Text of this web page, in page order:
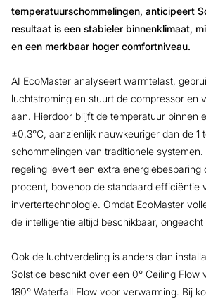
temperatuurschommelingen, anticipeert
resultaat is een stabieler binnenklimaat,
en een merkbaar hoger comfortniveau.
AI EcoMaster analyseert warmtelast,
luchtstroming en stuurt de compressor en
aan. Hierdoor blijft de temperatuur binnen
±0,3°C, aanzienlijk nauwkeuriger dan de 1
schommelingen van traditionele
regeling levert een extra energiebesparing
procent, bovenop de standaard efficiëntie
invertertechnologie. Omdat EcoMaster
de intelligentie altijd beschikbaar,
Ook de luchtverdeling is anders dan
Solstice beschikt over een 0° Ceiling Flow
180° Waterfall Flow voor verwarming. Bij